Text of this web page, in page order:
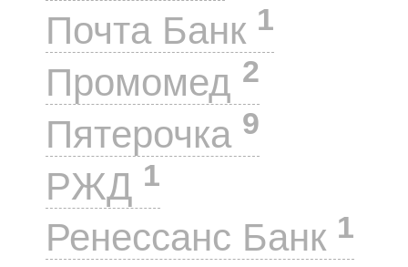
Почта Банк 1
Промомед 2
Пятерочка 9
РЖД 1
Ренессанс Банк 1